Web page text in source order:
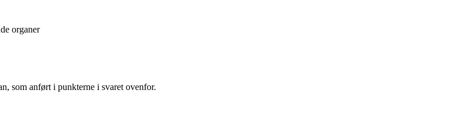
organer
som anført i punkterne i svaret ovenfor.